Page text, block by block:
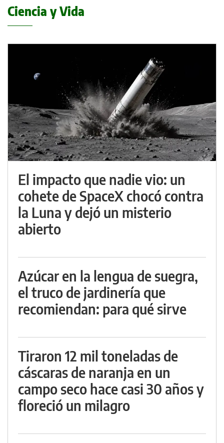
Ciencia y Vida
El impacto que nadie vio: un
cohete de SpaceX chocó contra
la Luna y dejó un misterio
abierto
Azúcar en la lengua de suegra,
el truco de jardinería que
recomiendan: para qué sirve
Tiraron 12 mil toneladas de
cáscaras de naranja en un
campo seco hace casi 30 años y
floreció un milagro